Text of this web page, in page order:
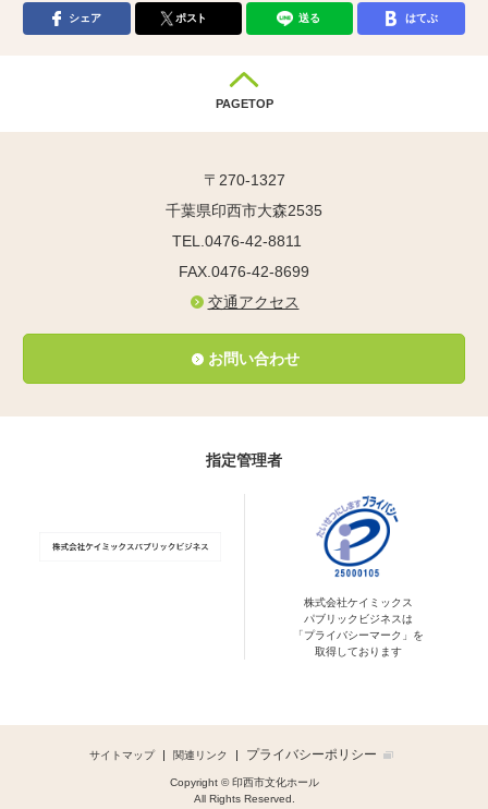
シェア ポスト 送る はてぶ
PAGETOP
〒270-1327
千葉県印西市大森2535
TEL.0476-42-8811
FAX.0476-42-8699
交通アクセス
お問い合わせ
指定管理者
株式会社ケイミックス
パブリックビジネスは
「プライバシーマーク」を
取得しております
サイトマップ 関連リンク プライバシーポリシー
Copyright © 印西市文化ホール
All Rights Reserved.